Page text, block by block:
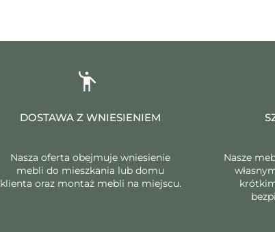
DOSTAWA Z WNIESIENIEM
Nasza oferta obejmuje wniesienie
mebli do mieszkania lub domu
klienta oraz montaż mebli na miejscu.
Nasze